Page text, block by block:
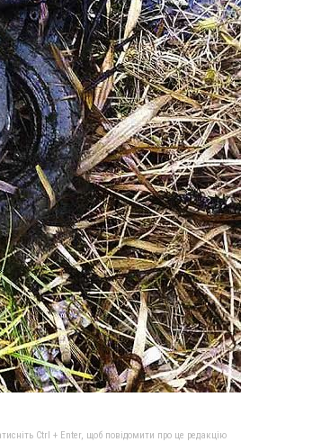
Ctrl + Enter, щоб повідомити про це редакцію